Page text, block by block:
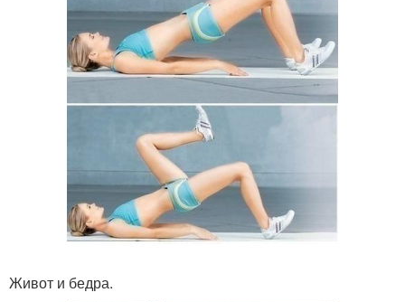
Живот и бедра.